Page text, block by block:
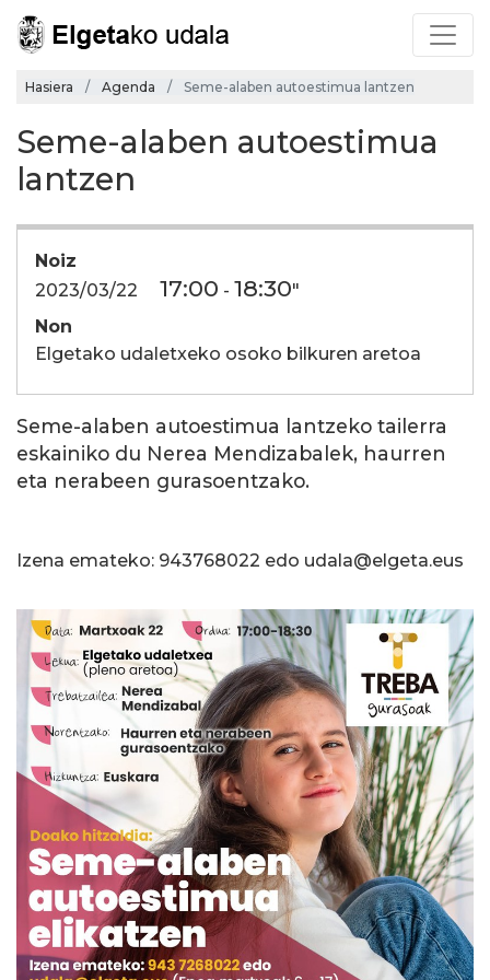
Hasiera Agenda Seme-alaben autoestimua lantzen
Seme-alaben autoestimua
lantzen
Noiz
2023/03/22
17:00 - 18:30"
Non
Elgetako udaletxeko osoko bilkuren aretoa
Seme-alaben autoestimua lantzeko tailerra
eskainiko du Nerea Mendizabalek, haurren
eta nerabeen gurasoentzako.
Izena emateko: 943768022 edo udala@elgeta.eus